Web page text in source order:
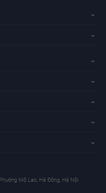
Mộ Lao, Hà Đông, Hà Nội